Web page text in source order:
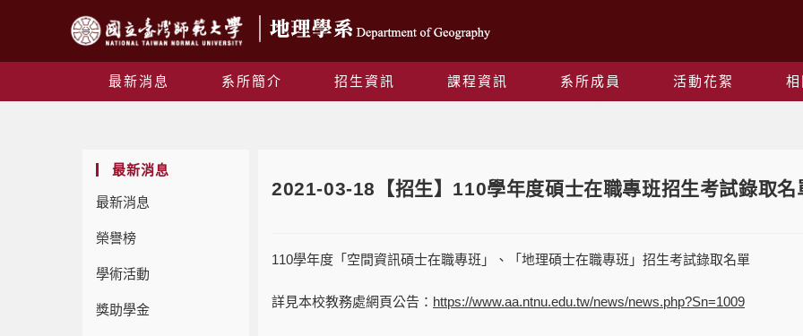
最新消息 系所簡介 招生資訊 課程資訊 系所成員 活動花絮
最新消息
最新消息
榮譽榜
學術活動
獎助學金
2021-03-18【招生】110學年度碩士在職專班招生考試錄取名
110學年度「空間資訊碩士在職專班」、「地理碩士在職專班」招生考試錄取名單
詳見本校教務處網頁公告： https://www.aa.ntnu.edu.tw/news/news.php?Sn=1009